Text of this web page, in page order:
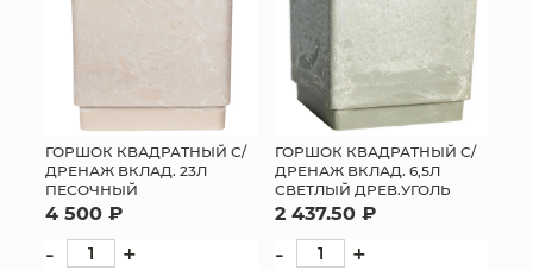
ГОРШОК КВАДРАТНЫЙ С/
ДРЕНАЖ ВКЛАД. 23Л
ПЕСОЧНЫЙ
4 500 ₽
- +
ГОРШОК КВАДРАТНЫЙ С/
ДРЕНАЖ ВКЛАД. 6,5Л
СВЕТЛЫЙ ДРЕВ.УГОЛЬ
2 437.50 ₽
- +